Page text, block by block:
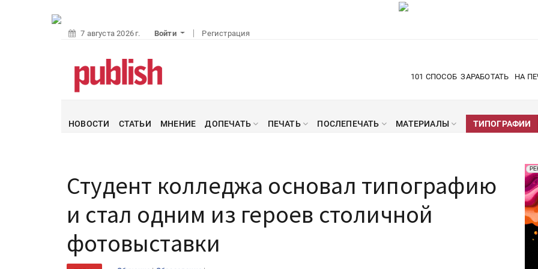
7 августа 2026 г. Войти Регистрация
101 СПОСОБ ЗАРАБОТАТЬ НА
НОВОСТИ СТАТЬИ МНЕНИЕ ДОПЕЧАТЬ ПЕЧАТЬ ПОСЛЕПЕЧАТЬ МАТЕРИАЛЫ ТИПОГРАФИИ
Студент колледжа основал типографию
и стал одним из героев столичной
фотовыставки